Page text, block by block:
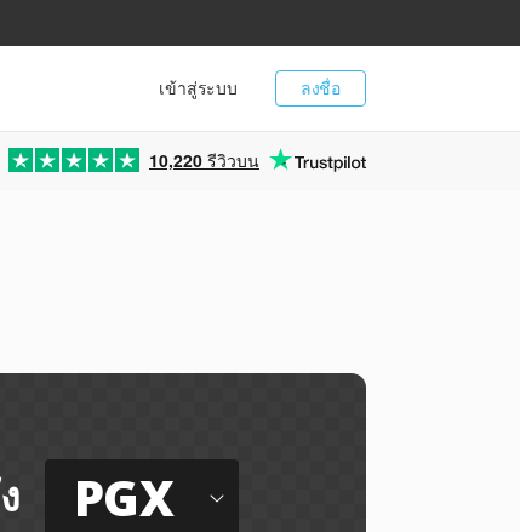
ลงชื่อ
เข้าสู่ระบบ
10,220 รีวิวบน
PGX